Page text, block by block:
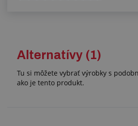
Alternatívy (1)
Tu si môžete vybrať výrobky s
ako je tento produkt.